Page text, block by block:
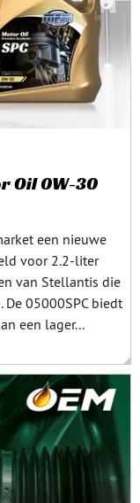
Oil 0W-30
een nieuwe
voor 2.2-liter
van Stellantis die
05000SPC biedt
een lager...